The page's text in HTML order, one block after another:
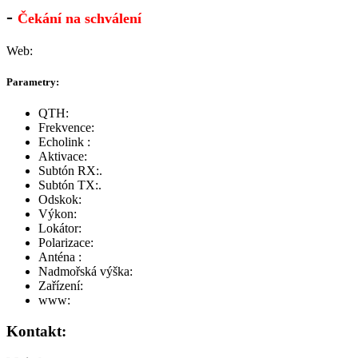
- Čekání na schválení
Web:
Parametry:
QTH:
Frekvence:
Echolink :
Aktivace:
Subtón RX:.
Subtón TX:.
Odskok:
Výkon:
Lokátor:
Polarizace:
Anténa :
Nadmořská výška:
Zařízení:
www:
Kontakt: